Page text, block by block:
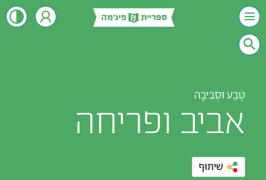
טֶבַע וּסְבִיבָה
אביב ופריחה
שִׁיתּוּף